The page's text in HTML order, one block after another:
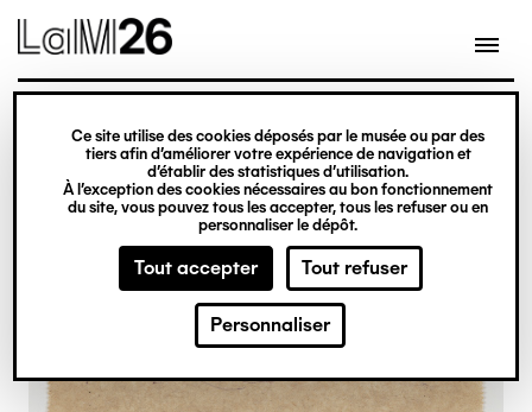
Gestion des cookies
Ce site utilise des cookies déposés par le musée ou par des
tiers afin d’améliorer votre expérience de navigation et
d’établir des statistiques d’utilisation.
À l’exception des cookies nécessaires au bon fonctionnement
du site, vous pouvez tous les accepter, tous les refuser ou en
personnaliser le dépôt.
Tout accepter Tout refuser
Personnaliser
contenu